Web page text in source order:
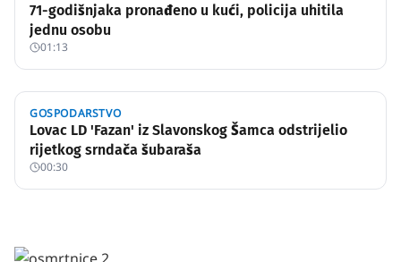
71-godišnjaka pronađeno u kući, policija uhitila
jednu osobu
01:13
GOSPODARSTVO
Lovac LD 'Fazan' iz Slavonskog Šamca odstrijelio
rijetkog srndača šubaraša
00:30